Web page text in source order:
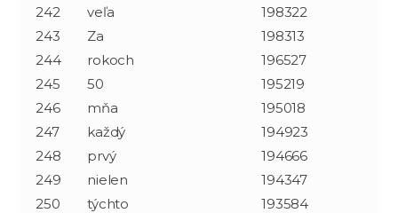
242
veľa
198322
243
Za
198313
244
rokoch
196527
245
50
195219
246
mňa
195018
247
každý
194923
248
prvý
194666
249
nielen
194347
250
týchto
193584